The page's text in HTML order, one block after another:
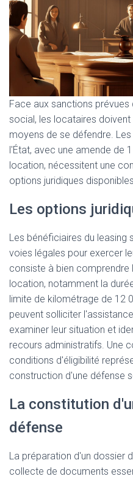
Face aux sanctions prévues
social, les locataires
moyens de se défendre.
l'État, avec une amende de
location, nécessitent une
options juridiques
Les options
Les bénéficiaires du leasing
voies légales pour exercer
consiste à bien
location, notamment la
limite de kilométrage de 12
peuvent solliciter
examiner leur situation et
recours administratifs. Une
conditions d'éligibilité
construction d'une défense
La constitution
défense
La préparation d'un dossier
collecte de documents